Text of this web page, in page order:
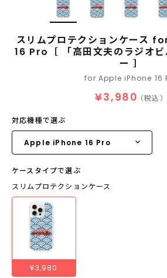
スリムプロテクションケース
16 Pro［ 「高田文夫のラジオ
ー ］
for Apple iPhone 16
¥3,980 （税込）
対応機種で選ぶ
ケースタイプで選ぶ
スリムプロテクションケース
¥3,980